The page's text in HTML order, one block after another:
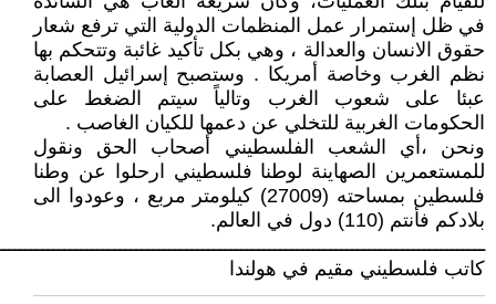
في ظل إستمرار عمل المنظمات الدولية التي ترفع شعار
حقوق الانسان والعدالة ، وهي بكل تأكيد غائبة وتتحكم بها
نظم الغرب وخاصة أمريكا . وستصبح إسرائيل العصابة
عبئا على شعوب الغرب وتالياً سيتم الضغط على
الحكومات الغربية للتخلي عن دعمها للكيان الغاصب .
ونحن ،أي الشعب الفلسطيني أصحاب الحق ونقول
للمستعمرين الصهاينة لوطنا فلسطيني ارحلوا عن وطنا
فلسطين بمساحته (27009) كيلومتر مربع ، وعودوا الى
بلادكم فأنتم (110) دول في العالم.
كاتب فلسطيني مقيم في هولندا